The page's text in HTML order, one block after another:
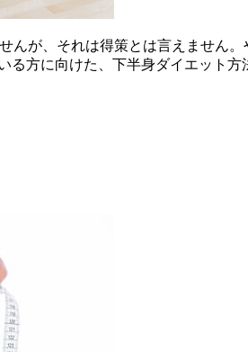
んが、それは得策とは言えません
方に向けた、下半身ダイエット方